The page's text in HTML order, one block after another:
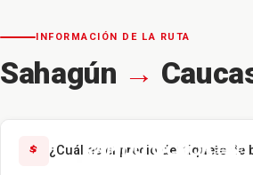
INFORMACIÓN DE LA RUTA
Sahagún →
¿Cuál es el precio del tiquete de